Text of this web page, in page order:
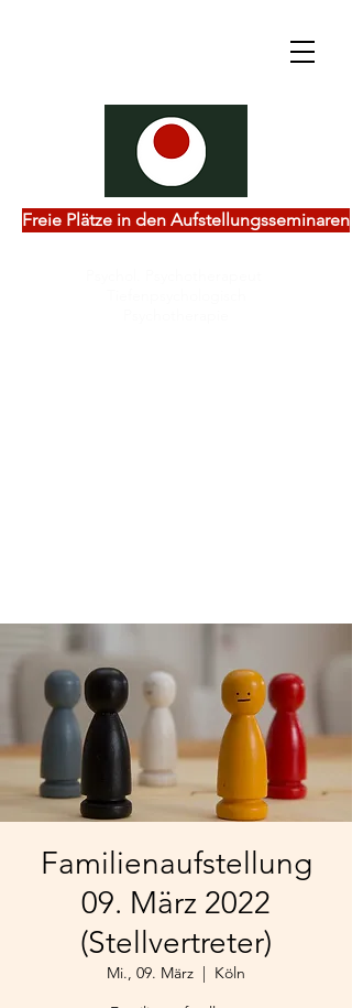
Freie Plätze in den Aufstellungsseminaren
Familienaufstellung
09. März 2022
(Stellvertreter)
Mi., 09. März
  |
Köln